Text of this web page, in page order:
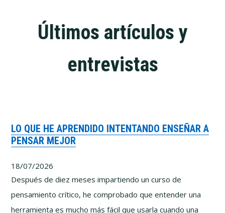
Últimos artículos y
entrevistas
LO QUE HE APRENDIDO INTENTANDO ENSEÑAR A
PENSAR MEJOR
18/07/2026
Después de diez meses impartiendo un curso de
pensamiento crítico, he comprobado que entender una
herramienta es mucho más fácil que usarla cuando una